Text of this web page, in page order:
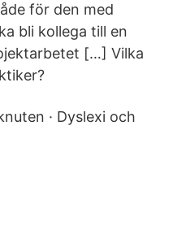
för den med
bli kollega till en
[…] Vilka
· Dyslexi och